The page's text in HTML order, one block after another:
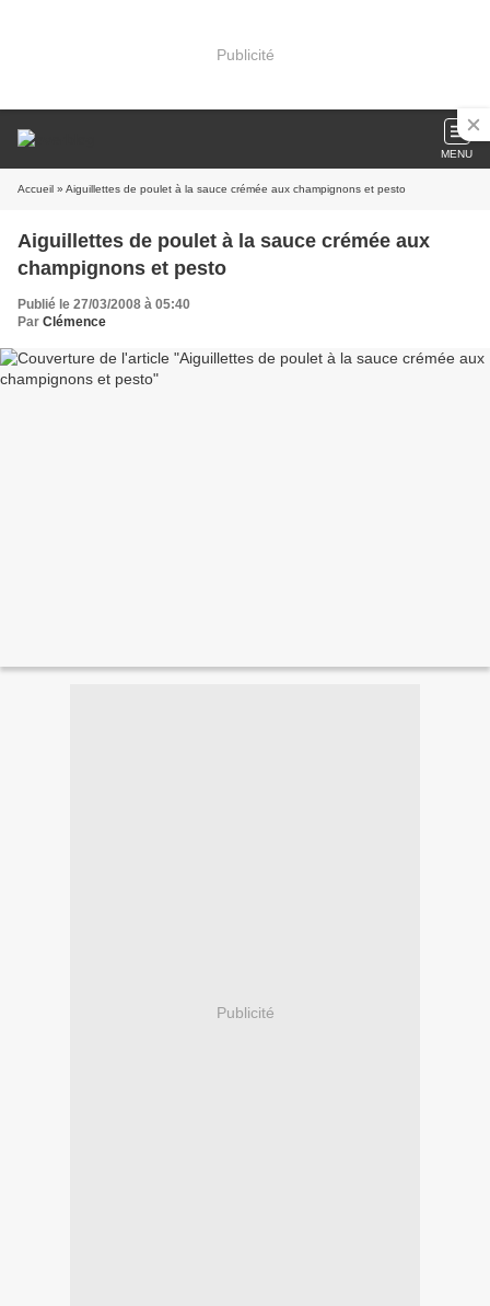
Publicité
MENU
Accueil » Aiguillettes de poulet à la sauce crémée aux champignons et pesto
Aiguillettes de poulet à la sauce crémée aux
champignons et pesto
Publié le 27/03/2008 à 05:40
Par Clémence
Publicité